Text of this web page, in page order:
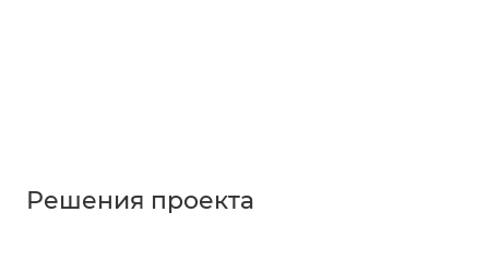
Решения проекта